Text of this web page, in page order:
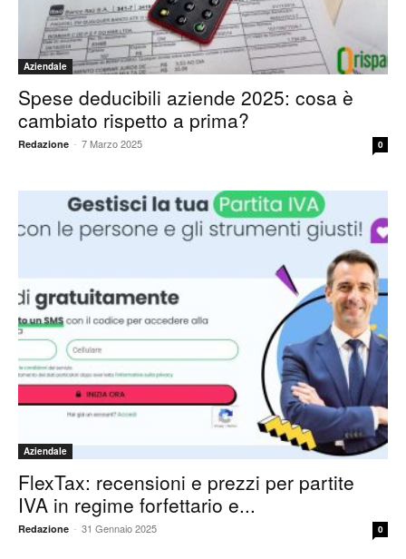
Aziendale
Spese deducibili aziende 2025: cosa è
cambiato rispetto a prima?
Redazione - 7 Marzo 2025 0
Aziendale
FlexTax: recensioni e prezzi per partite
IVA in regime forfettario e...
Redazione - 31 Gennaio 2025 0